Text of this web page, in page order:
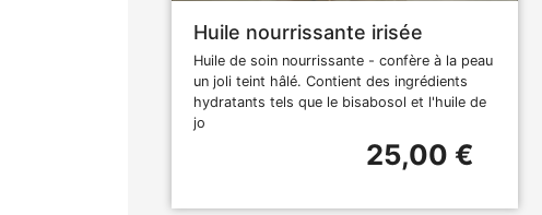
Huile nourrissante irisée
Huile de soin nourrissante - confère à la peau
un joli teint hâlé. Contient des ingrédients
hydratants tels que le bisabosol et l'huile de
jo
25,00 €